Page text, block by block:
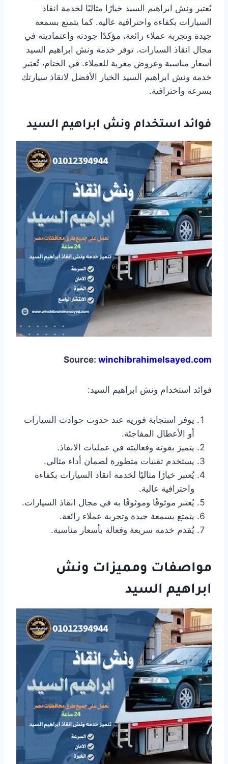
يُعتبر ونش ابراهيم السيد خيارًا مثاليًا لخدمة انقاذ
السيارات بكفاءة واحترافية عالية. كما يتمتع بسمعة
جيدة وتجربة عملاء رائعة، مؤكدًا جودته واعتماديته في
مجال انقاذ السيارات. توفر خدمة ونش ابراهيم السيد
أسعار مناسبة وعروض مغرية للعملاء. في الختام، تُعتبر
خدمة ونش ابراهيم السيد الخيار الأفضل لانقاذ سيارتك
بسرعة واحترافية.
فوائد استخدام ونش ابراهيم السيد
Source: winchibrahimelsayed.com
فوائد استخدام ونش ابراهيم السيد:
يوفر استجابة فورية عند حدوث حوادث السيارات
أو الأعطال المفاجئة.
يتميز بقوته وفعاليته في عمليات الانقاذ.
يستخدم تقنيات متطورة لضمان أداء مثالي.
يُعتبر خيارًا مثاليًا لخدمة انقاذ السيارات بكفاءة
واحترافية عالية.
يُعتبر موثوقًا وموثوقًا به في مجال انقاذ السيارات.
يتمتع بسمعة جيدة وتجربة عملاء رائعة.
يُقدم خدمة سريعة وفعالة بأسعار مناسبة.
مواصفات ومميزات ونش
ابراهيم السيد